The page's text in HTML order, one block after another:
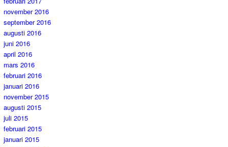
november 2016
september 2016
augusti 2016
juni 2016
april 2016
mars 2016
februari 2016
januari 2016
november 2015
augusti 2015
juli 2015
februari 2015
januari 2015